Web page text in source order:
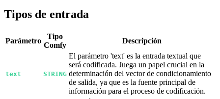
Tipos de entrada
Parámetro
Tipo
Comfy
Descripción
text STRING
El parámetro 'text' es la entrada textual que
será codificada. Juega un papel crucial en la
determinación del vector de condicionamiento
de salida, ya que es la fuente principal de
información para el proceso de codificación.